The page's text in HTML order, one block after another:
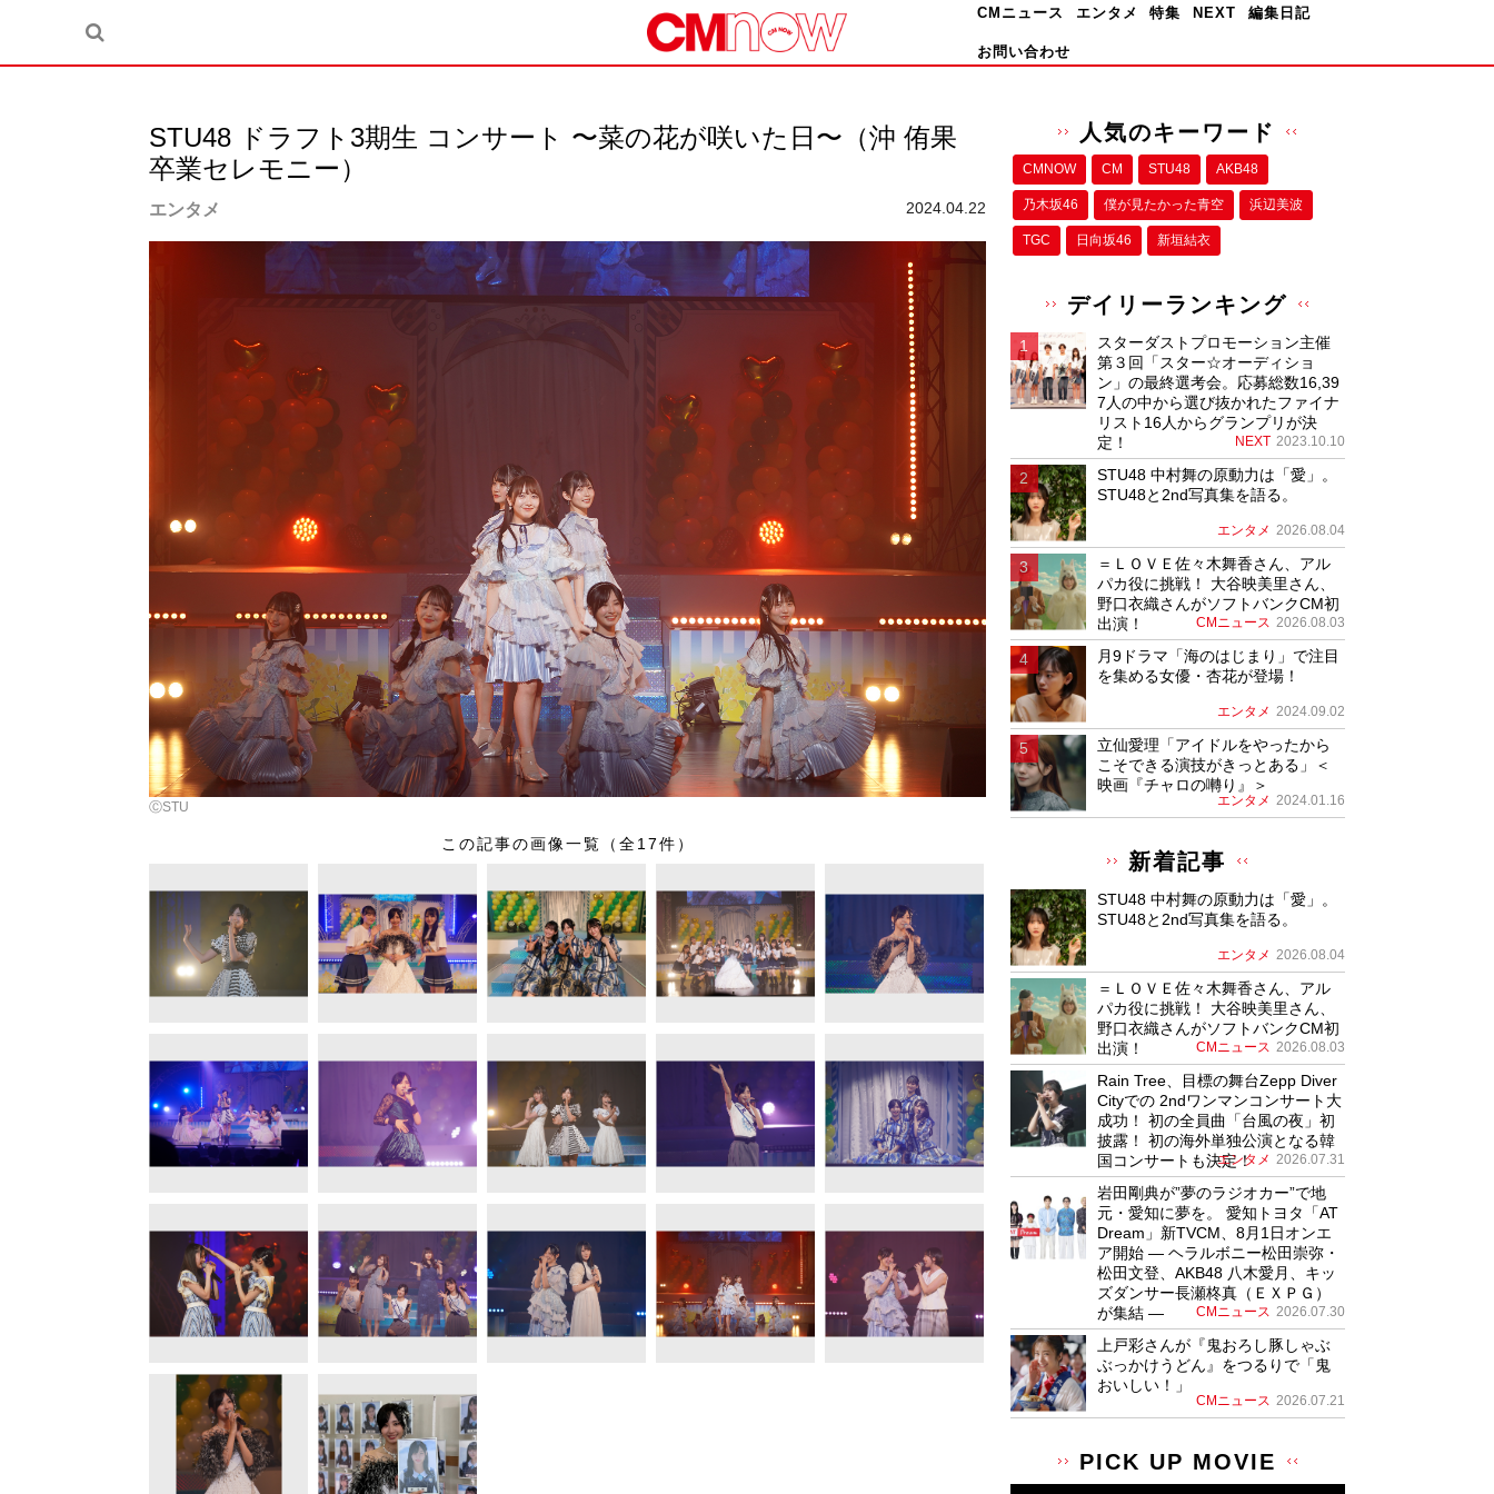
CMニュース エンタメ 特集 NEXT 編集日記
お問い合わせ
STU48 ドラフト3期生 コンサート 〜菜の花が咲いた日〜（沖 侑果
卒業セレモニー）
エンタメ 2024.04.22
ⒸSTU
この記事の画像一覧（全17件）
人気のキーワード
CMNOW CM STU48 AKB48
乃木坂46 僕が⾒たかった⻘空 浜辺美波
TGC 日向坂46 新垣結衣
デイリーランキング
スターダストプロモーション主催
第３回「スター☆オーディショ
ン」の最終選考会。応募総数16,39
7人の中から選び抜かれたファイナ
リスト16人からグランプリが決
定！
NEXT 2023.10.10
STU48 中村舞の原動力は「愛」。
STU48と2nd写真集を語る。
エンタメ 2026.08.04
＝ＬＯＶＥ佐々木舞香さん、アル
パカ役に挑戦！ 大谷映美里さん、
野口衣織さんがソフトバンクCM初
出演！
CMニュース 2026.08.03
月9ドラマ「海のはじまり」で注目
を集める女優・杏花が登場！
エンタメ 2024.09.02
立仙愛理「アイドルをやったから
こそできる演技がきっとある」＜
映画『チャロの囀り』＞
エンタメ 2024.01.16
新着記事
STU48 中村舞の原動力は「愛」。
STU48と2nd写真集を語る。
エンタメ 2026.08.04
＝ＬＯＶＥ佐々木舞香さん、アル
パカ役に挑戦！ 大谷映美里さん、
野口衣織さんがソフトバンクCM初
出演！
CMニュース 2026.08.03
Rain Tree、目標の舞台Zepp Diver
Cityでの 2ndワンマンコンサート大
成功！ 初の全員曲「台風の夜」初
披露！ 初の海外単独公演となる韓
国コンサートも決定！
エンタメ 2026.07.31
岩田剛典が”夢のラジオカー”で地
元・愛知に夢を。 愛知トヨタ「AT
Dream」新TVCM、8月1日オンエ
ア開始 ― ヘラルボニー松田崇弥・
松田文登、AKB48 八木愛月、キッ
ズダンサー長瀬柊真（ＥＸＰＧ）
が集結 ―
CMニュース 2026.07.30
上戸彩さんが『鬼おろし豚しゃぶ
ぶっかけうどん』をつるりで「鬼
おいしい！」
CMニュース 2026.07.21
PICK UP MOVIE